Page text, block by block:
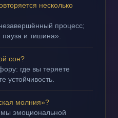
несколько
процесс;
пауза и тишина».
сон?
где вы теряете
устойчивость.
молния»?
эмоциональной